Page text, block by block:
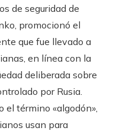
de seguridad de
promocionó el
que fue llevado a
en línea con la
deliberada sobre
por Rusia.
el término «algodón»,
usan para